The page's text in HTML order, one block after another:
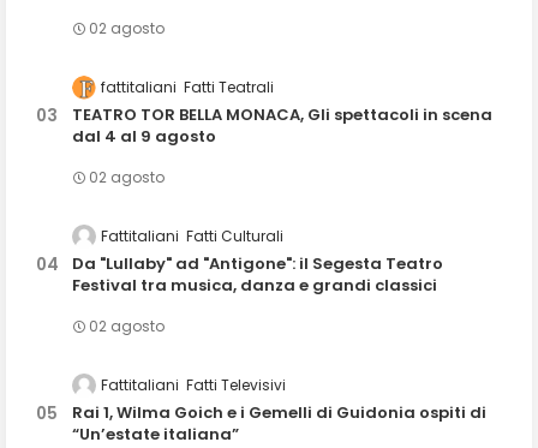
02 agosto
fattitaliani Fatti Teatrali
TEATRO TOR BELLA MONACA, Gli spettacoli in scena
dal 4 al 9 agosto
02 agosto
Fattitaliani Fatti Culturali
Da "Lullaby" ad "Antigone": il Segesta Teatro
Festival tra musica, danza e grandi classici
02 agosto
Fattitaliani Fatti Televisivi
Rai 1, Wilma Goich e i Gemelli di Guidonia ospiti di
“Un’estate italiana”